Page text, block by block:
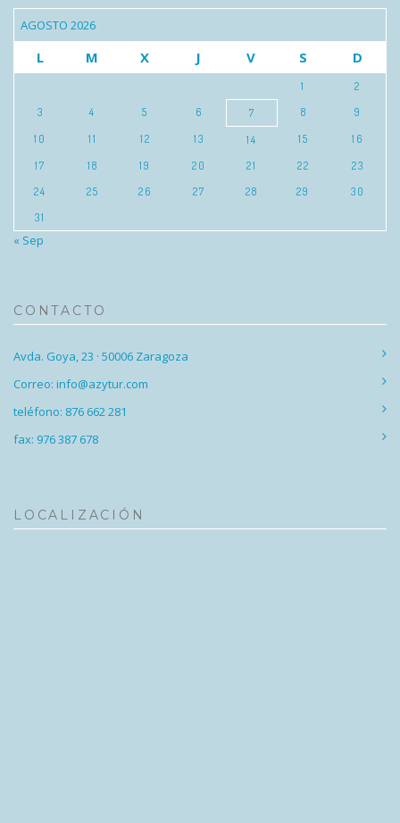
AGOSTO 2026
L M X J V S D
1
2
3
4 5 6 7 8
9
10
11 12 13 14 15
16
17
18 19 20 21 22
23
24
25 26 27 28 29
30
31
« Sep
CONTACTO
Avda. Goya, 23 · 50006 Zaragoza
Correo: info@azytur.com
teléfono: 876 662 281
fax: 976 387 678
LOCALIZACIÓN